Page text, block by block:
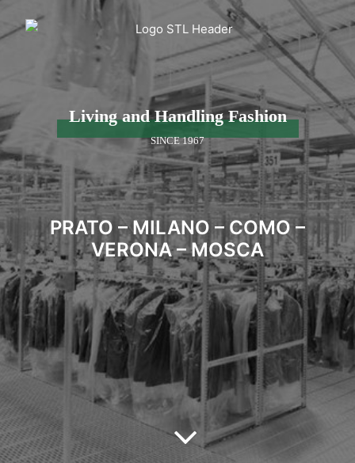
NETWORK
CONTATTI
Living and Handling Fashion
SINCE 1967
PRATO – MILANO – COMO –
VERONA – MOSCA